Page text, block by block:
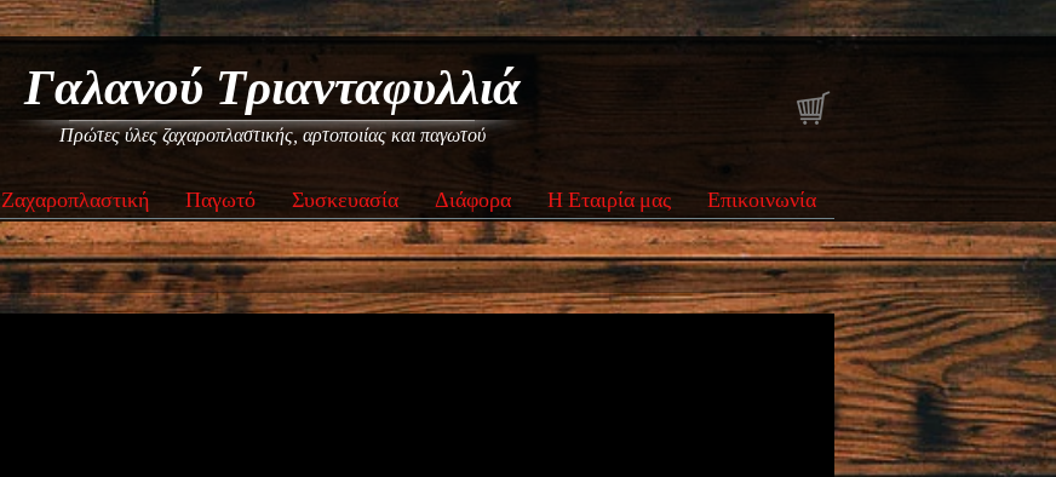
Γαλανού Τριανταφυλλιά
Πρώτες ύλες ζαχαροπλαστικής, αρτοποιίας και παγωτού
Ζαχαροπλαστική Παγωτό Συσκευασία Διάφορα Η Εταιρία μας Επικοινωνία